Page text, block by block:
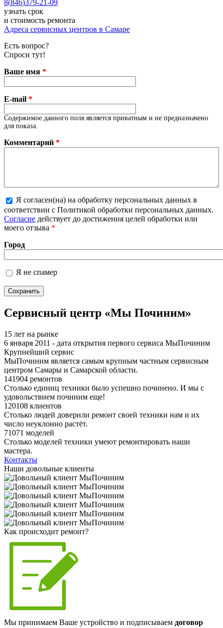
8(846)379-21-09
узнать срок
и стоимость ремонта
Адреса сервисных центров в Самаре
Есть вопрос?
Спроси тут!
Ваше имя *
E-mail *
Содержимое данного поля является приватным и не предназначено
для показа.
Комментарий *
Более подробная информация о текстовых
форматах
Я согласен(на) на обработку персональных данных в
соответствии с Политикой обработки персональных данных.
Согласие действует до достижения целей обработки или
моего отзыва *
Город
Я не спамер
Я спамер
Сервисный центр «Мы Починим»
15 лет на рынке
6 января 2011 - дата открытия первого сервиса МыПочиним
Крупнейший сервис
МыПочиним является самым крупным частным сервисным
центром Самары и Самарской области.
141904 ремонтов
Столько единиц техники было успешно починено. И мы с
удовольствием починим еще!
120108 клиентов
Столько людей доверили ремонт своей техники нам и их
число неуклонно растёт.
71071 моделей
Столько моделей техники умеют ремонтировать наши
мастера.
Контакты
Наши довольные клиенты
Как происходит ремонт?
Мы принимаем Ваше устройство и подписываем договор